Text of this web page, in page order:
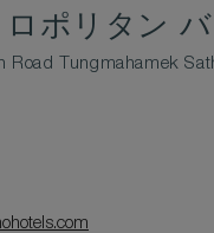
ポリタン
Road Tungmahamek